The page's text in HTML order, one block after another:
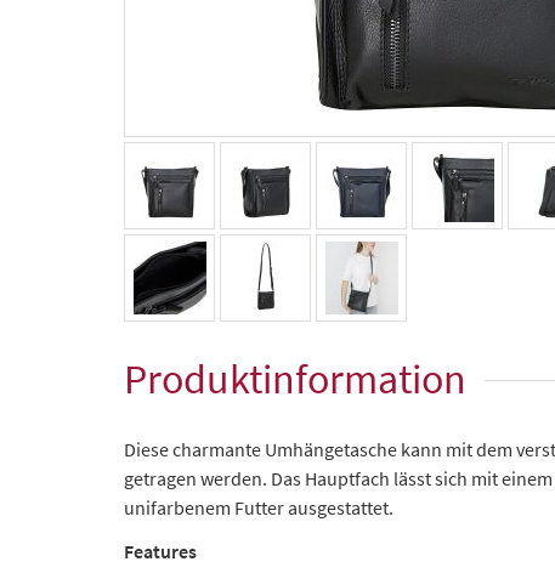
Produktinformation
Diese charmante Umhängetasche kann mit dem
getragen werden. Das Hauptfach lässt sich mit
unifarbenem Futter ausgestattet.
Features